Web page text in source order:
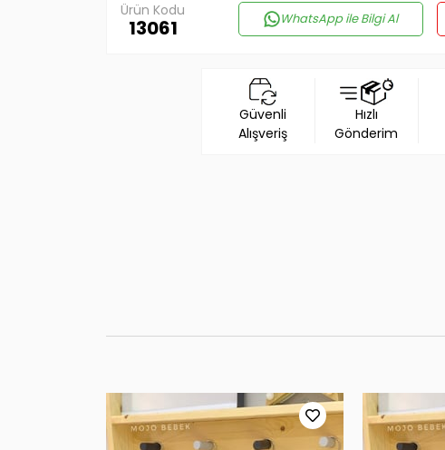
Ürün Kodu
13061 WhatsApp ile Bilgi Al
Güvenli
Alışveriş
Hızlı
Gönderim